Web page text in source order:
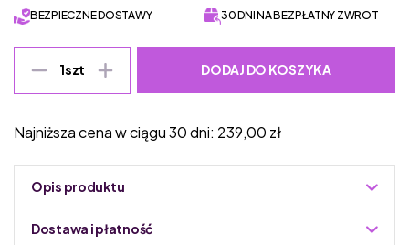
BEZPIECZNE DOSTAWY 30 DNI NA BEZPŁATNY ZWROT
1szt DODAJ DO KOSZYKA
Najniższa cena w ciągu 30 dni: 239,00 zł
Opis produktu
Dostawa i płatność